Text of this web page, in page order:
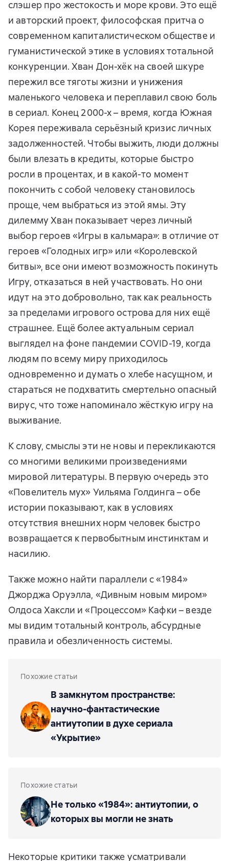
слэшер про жестокость и море крови. Это ещё
и авторский проект, философская притча о
современном капиталистическом обществе и
гуманистической этике в условиях тотальной
конкуренции. Хван Дон-хёк на своей шкуре
пережил все тяготы жизни и унижения
маленького человека и переплавил свою боль
в сериал. Конец 2000-х – время, когда Южная
Корея переживала серьёзный кризис личных
задолженностей. Чтобы выжить, люди должны
были влезать в кредиты, которые быстро
росли в процентах, и в какой-то момент
покончить с собой человеку становилось
проще, чем выбраться из этой ямы. Эту
дилемму Хван показывает через личный
выбор героев «Игры в кальмара»: в отличие от
героев «Голодных игр» или «Королевской
битвы», все они имеют возможность покинуть
Игру, отказаться в ней участвовать. Но они
идут на это добровольно, так как реальность
за пределами игрового острова для них ещё
страшнее. Ещё более актуальным сериал
выглядел на фоне пандемии COVID-19, когда
людям по всему миру приходилось
одновременно и думать о хлебе насущном, и
стараться не подхватить смертельно опасный
вирус, что тоже напоминало жёсткую игру на
выживание.
К слову, смыслы эти не новы и перекликаются
со многими великими произведениями
мировой литературы. В первую очередь это
«Повелитель мух» Уильяма Голдинга – обе
истории показывают, как в условиях
отсутствия внешних норм человек быстро
возвращается к первобытным инстинктам и
насилию.
Также можно найти параллели с «1984»
Джорджа Оруэлла, «Дивным новым миром»
Олдоса Хаксли и «Процессом» Кафки – везде
мы видим тотальный контроль, абсурдные
правила и обезличенность системы.
Похожие статьи
В замкнутом пространстве:
научно-фантастические
антиутопии в духе сериала
«Укрытие»
Похожие статьи
Не только «1984»: антиутопии, о
которых вы могли не знать
Некоторые критики также усматривали